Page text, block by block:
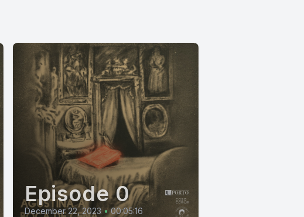
Episode 0
December 22, 2023 • 00:05:16